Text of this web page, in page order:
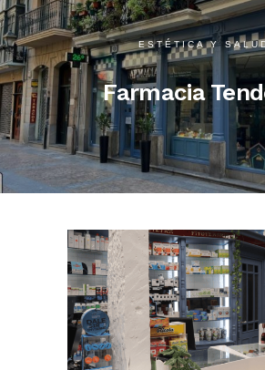
ESTÉTICA Y
Farmacia